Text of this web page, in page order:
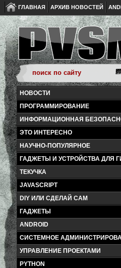
ГЛАВНАЯ АРХИВ НОВОСТЕЙ
НОВОСТИ
ПРОГРАММИРОВАНИЕ
ИНФОРМАЦИОННАЯ
ЭТО ИНТЕРЕСНО
НАУЧНО-ПОПУЛЯРНОЕ
ГАДЖЕТЫ И УСТРОЙСТВА ДЛЯ
ТЕКУЧКА
JAVASCRIPT
DIY ИЛИ СДЕЛАЙ САМ
ГАДЖЕТЫ
ANDROID
СИСТЕМНОЕ
УПРАВЛЕНИЕ ПРОЕКТАМИ
PYTHON